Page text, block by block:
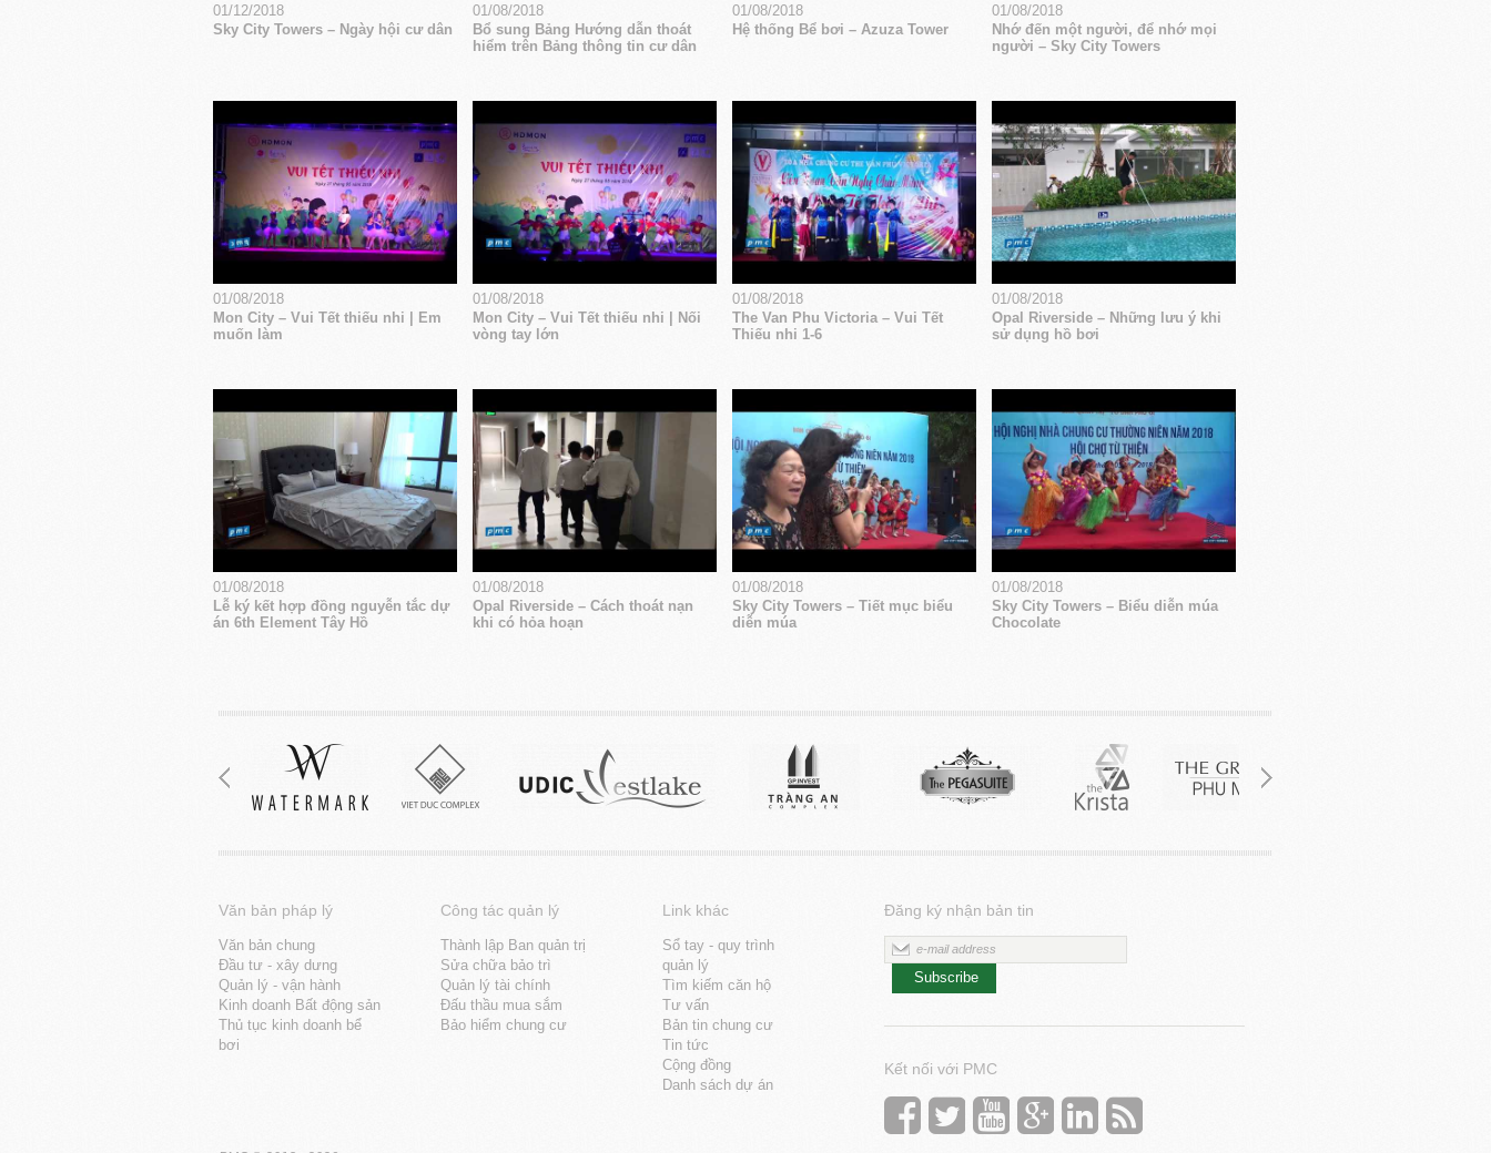
01/12/2018
Sky City Towers – Ngày hội cư dân
01/08/2018
Bổ sung Bảng Hướng dẫn thoát
hiểm trên Bảng thông tin cư dân
01/08/2018
Hệ thống Bể bơi – Azuza Tower
01/08/2018
Nhớ đến một người, để nhớ mọi
người – Sky City Towers
01/08/2018
Mon City – Vui Tết thiếu nhi | Em
muốn làm
01/08/2018
Mon City – Vui Tết thiếu nhi | Nối
vòng tay lớn
01/08/2018
The Van Phu Victoria – Vui Tết
Thiếu nhi 1-6
01/08/2018
Opal Riverside – Những lưu ý khi
sử dụng hồ bơi
01/08/2018
Lễ ký kết hợp đồng nguyễn tắc dự
án 6th Element Tây Hồ
01/08/2018
Opal Riverside – Cách thoát nạn
khi có hỏa hoạn
01/08/2018
Sky City Towers – Tiết mục biểu
diễn múa
01/08/2018
Sky City Towers – Biểu diễn múa
Chocolate
Văn bản pháp lý
Văn bản chung
Đầu tư - xây dưng
Quản lý - vận hành
Kinh doanh Bất động sản
Thủ tục kinh doanh bể
bơi
Công tác quản lý
Thành lập Ban quản trị
Sửa chữa bảo trì
Quản lý tài chính
Đấu thầu mua sắm
Bảo hiểm chung cư
Link khác
Sổ tay - quy trình
quản lý
Tìm kiếm căn hộ
Tư vấn
Bản tin chung cư
Tin tức
Cộng đồng
Danh sách dự án
Đăng ký nhận bản tin
Subscribe
Kết nối với PMC